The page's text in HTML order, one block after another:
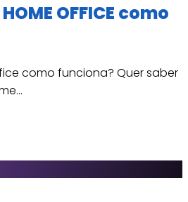
OFFICE como
como funciona? Quer saber